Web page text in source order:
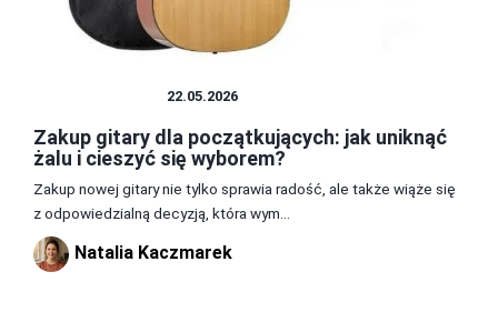
22.05.2026
Zakup gitary dla początkujących: jak uniknąć
żalu i cieszyć się wyborem?
Zakup nowej gitary nie tylko sprawia radość, ale także wiąże się
z odpowiedzialną decyzją, która wym...
Natalia Kaczmarek